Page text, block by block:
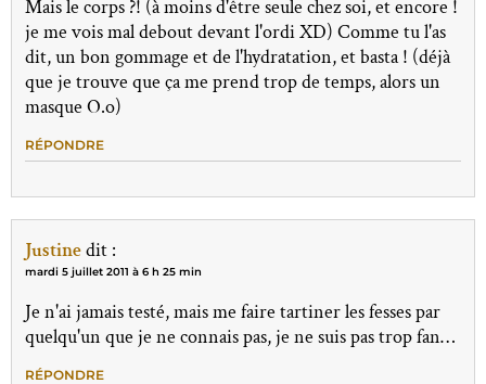
Mais le corps ?! (à moins d'être seule chez soi, et encore !
je me vois mal debout devant l'ordi XD) Comme tu l'as
dit, un bon gommage et de l'hydratation, et basta ! (déjà
que je trouve que ça me prend trop de temps, alors un
masque O.o)
RÉPONDRE
Justinedit :
mardi 5 juillet 2011 à 6 h 25 min
Je n'ai jamais testé, mais me faire tartiner les fesses par
quelqu'un que je ne connais pas, je ne suis pas trop fan…
RÉPONDRE